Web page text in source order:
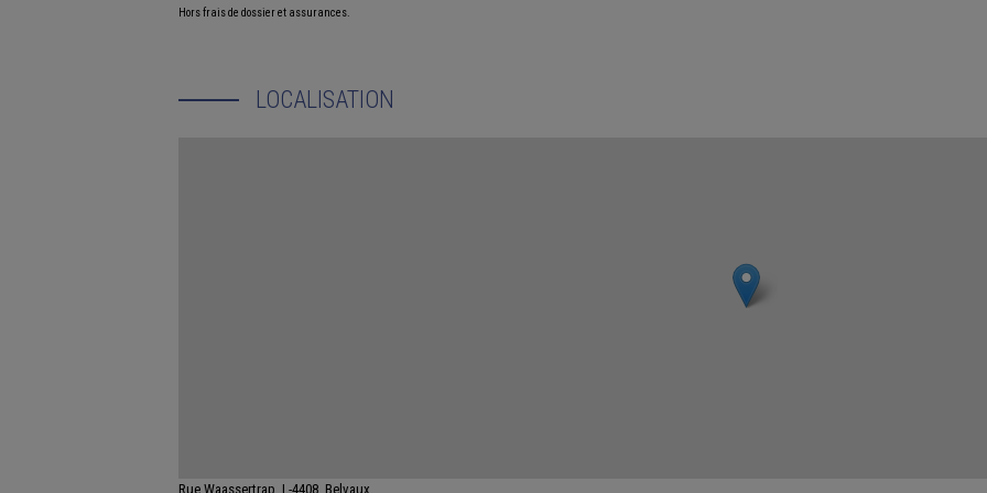
Hors frais de dossier et assurances.
LOCALISATION
Rue Waassertrap, L-4408, Belvaux